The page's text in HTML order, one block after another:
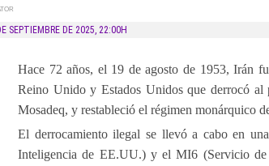
SEPTIEMBRE DE 2025, 22:00H
Hace 72 años, el 19 de agosto de 1953, Irán
Reino Unido y Estados Unidos que derrocó al
Mosadeq, y restableció el régimen monárquico
El derrocamiento ilegal se llevó a cabo en
Inteligencia de EE.UU.) y el MI6 (Servicio